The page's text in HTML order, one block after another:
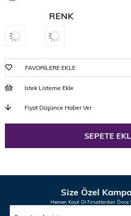
RENK
FAVORILERE EKLE
İstek Listeme Ekle
Fiyat Düşünce Haber Ver
Size Özel
Hemen Kayıt Ol Fırsatlardan